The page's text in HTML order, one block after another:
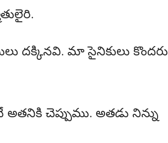
దక్కినవి. మా సైనికులు కొందరు
చెప్పుము. అతడు నిన్ను